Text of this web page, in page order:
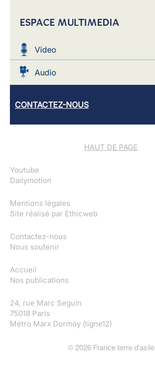
ESPACE MULTIMEDIA
Video
Audio
CONTACTEZ-NOUS
HAUT DE PAGE
Youtube
Dailymotion
Mentions légales
Site réalisé par Ethicweb
Contactez-nous
Nous soutenir
Accueil
Nos publications
24, rue Marc Seguin
75018 Paris
Métro Marx Dormoy (ligne12)
© 2026France terre d'asile